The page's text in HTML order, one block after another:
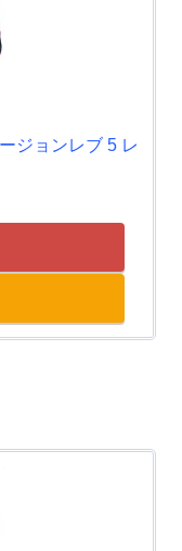
ジョンレブ 5 レ